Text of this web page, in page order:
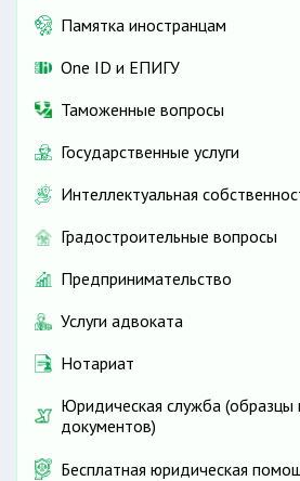
Памятка иностранцам
One ID и ЕПИГУ
Таможенные вопросы
Государственные услуги
Интеллектуальная
Градостроительные вопросы
Предпринимательство
Услуги адвоката
Нотариат
Юридическая служба (образцы
документов)
Бесплатная юридическая